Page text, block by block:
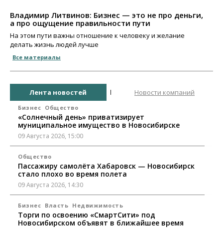
Владимир Литвинов: Бизнес — это не про деньги,
а про ощущение правильности пути
На этом пути важны отношение к человеку и желание
делать жизнь людей лучше
Все материалы
Лента новостей Новости компаний
Бизнес Общество
«Солнечный день» приватизирует
муниципальное имущество в Новосибирске
09 Августа 2026, 15:00
Общество
Пассажиру самолёта Хабаровск — Новосибирск
стало плохо во время полета
09 Августа 2026, 14:30
Бизнес Власть Недвижимость
Торги по освоению «СмартСити» под
Новосибирском объявят в ближайшее время